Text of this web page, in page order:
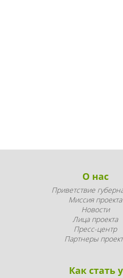
О нас
Приветствие
Миссия проекта
Новости
Лица проекта
Пресс-центр
Партнеры
Как стать